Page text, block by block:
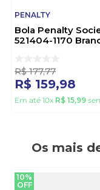
PENALTY
Bola Penalty
521404-1170
R$ 177,77
R$ 159,98
Em até 10x R$ 15,99
Os mais
10%
OFF